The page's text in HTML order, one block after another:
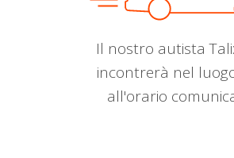
Il nostro autista
incontrerà nel
all'orario